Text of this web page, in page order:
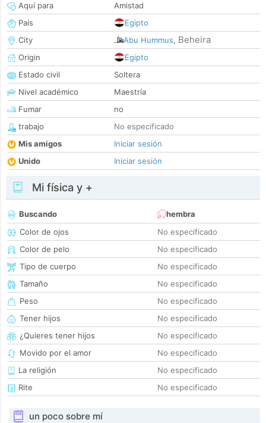
Aquí para
Amistad
País
Egipto
City
Abu Hummus, Beheira
Origin
Egipto
Estado civil
Soltera
Nivel académico
Maestría
Fumar
no
trabajo
No especificado
Mis amigos
Iniciar sesión
Unido
Iniciar sesión
Mi física y +
Buscando
hembra
Color de ojos
No especificado
Color de pelo
No especificado
Tipo de cuerpo
No especificado
Tamaño
No especificado
Peso
No especificado
Tener hijos
No especificado
¿Quieres tener hijos
No especificado
Movido por el amor
No especificado
La religión
No especificado
Rite
No especificado
un poco sobre mí